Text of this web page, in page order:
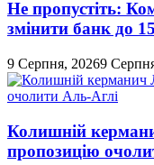
Не пропустіть:
змінити банк до
9 Серпня, 20269
Колишній
пропозицію